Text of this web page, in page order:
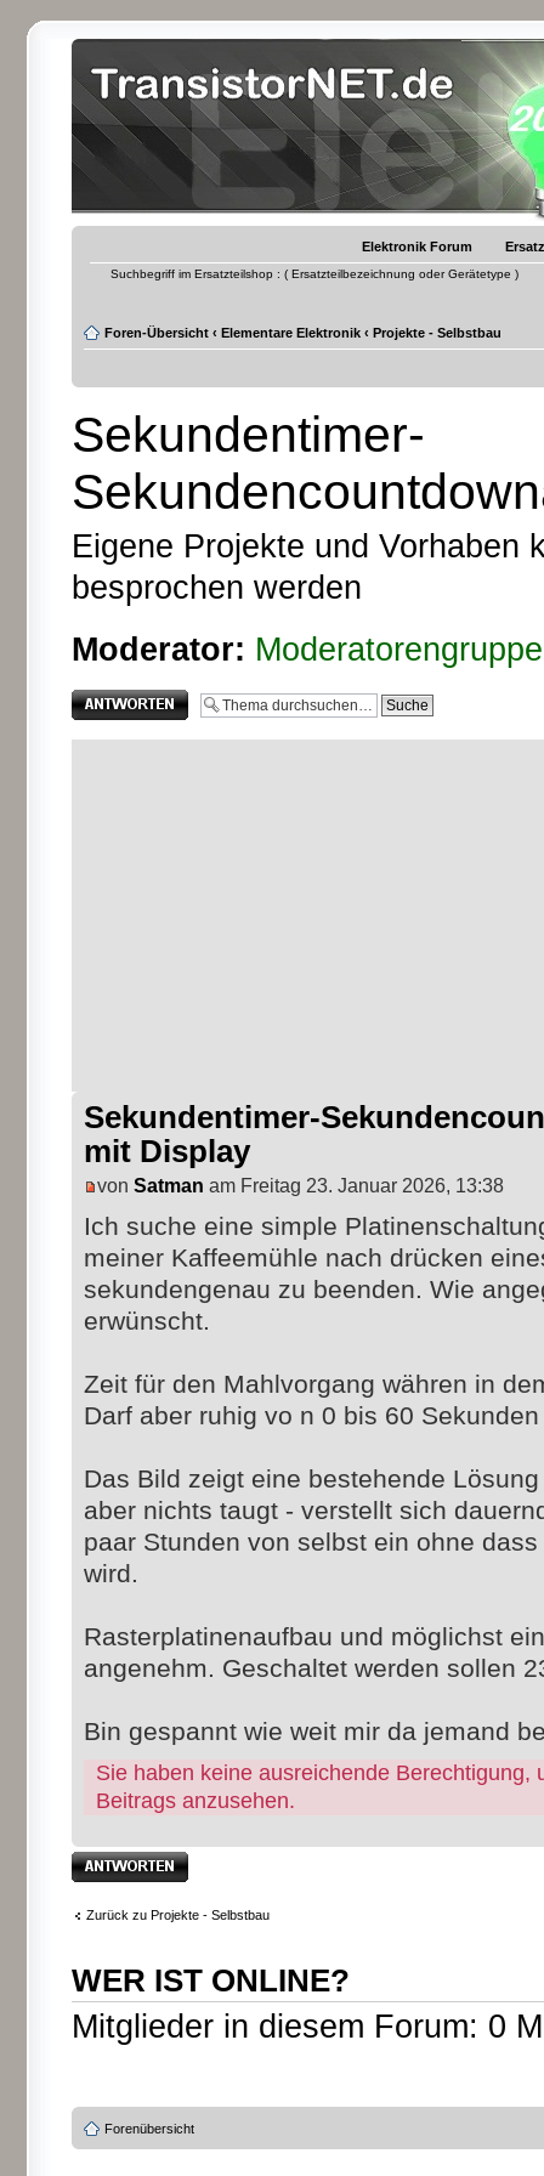
Elektronik Forum
Suchbegriff im Ersatzteilshop : ( Ersatzteilbezeichnung oder Gerätetype )
Foren-Übersicht ‹ Elementare Elektronik ‹ Projekte - Selbstbau
Sekundentimer-
Eigene Projekte und Vorhaben
besprochen werden
Moderator: Moderatorengruppe
Antwort erstellen
Sekundentimer-
mit Display
von Satman am Freitag 23. Januar 2026, 13:38
Ich suche eine simple
meiner Kaffeemühle nach drücken
sekundengenau zu beenden. Wie
erwünscht.
Zeit für den Mahlvorgang währen in
Darf aber ruhig vo n 0 bis 60
Das Bild zeigt eine bestehende
aber nichts taugt - verstellt sich
paar Stunden von selbst ein ohne
wird.
Rasterplatinenaufbau und möglichst
angenehm. Geschaltet werden sollen
Bin gespannt wie weit mir da jemand
Sie haben keine ausreichende Berechtigung,
Beitrags anzusehen.
Antwort erstellen
Zurück zu Projekte - Selbstbau
WER IST ONLINE?
Mitglieder in diesem Forum: 0
Forenübersicht